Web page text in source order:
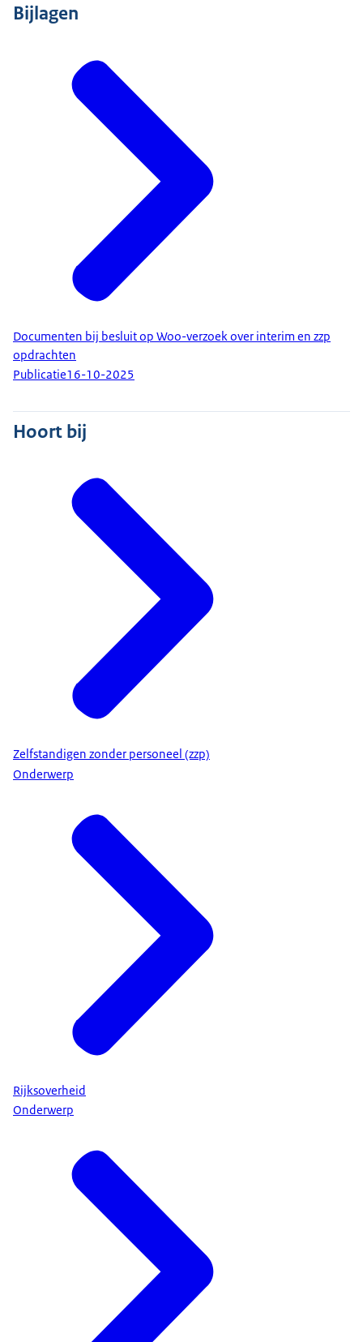
Bijlagen
Documenten bij besluit op Woo-verzoek over interim en zzp
opdrachten
Publicatie16-10-2025
Hoort bij
Zelfstandigen zonder personeel (zzp)
Onderwerp
Rijksoverheid
Onderwerp